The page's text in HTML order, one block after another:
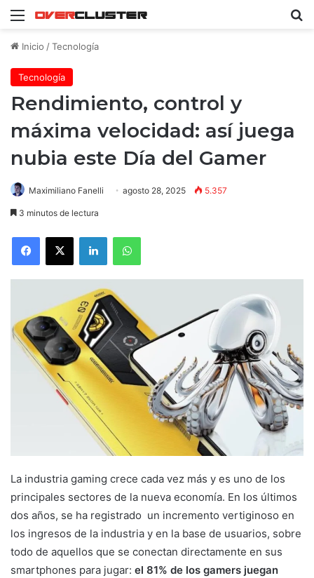
Menú
Inicio /Tecnología
Tecnología
Rendimiento, control y
máxima velocidad: así juega
nubia este Día del Gamer
Maximiliano Fanelli agosto 28, 2025 5.357
3 minutos de lectura
Facebook
X LinkedInWhatsApp
La industria gaming crece cada vez más y es uno de los
principales sectores de la nueva economía. En los últimos
dos años, se ha registrado un incremento vertiginoso en
los ingresos de la industria y en la base de usuarios, sobre
todo de aquellos que se conectan directamente en sus
smartphones para jugar: el 81% de los gamers juegan